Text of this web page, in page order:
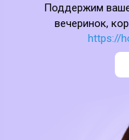
Поддержим
вечеринок,
https://